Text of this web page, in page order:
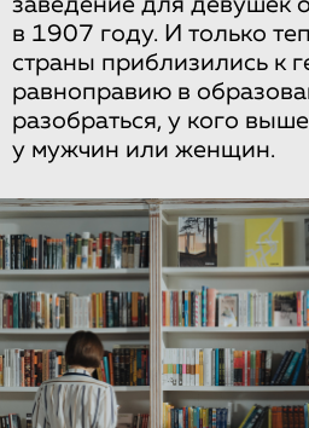
заведение для девушек
в 1907 году. И только
страны приблизились к
равноправию в
разобраться, у кого
у мужчин или женщин.